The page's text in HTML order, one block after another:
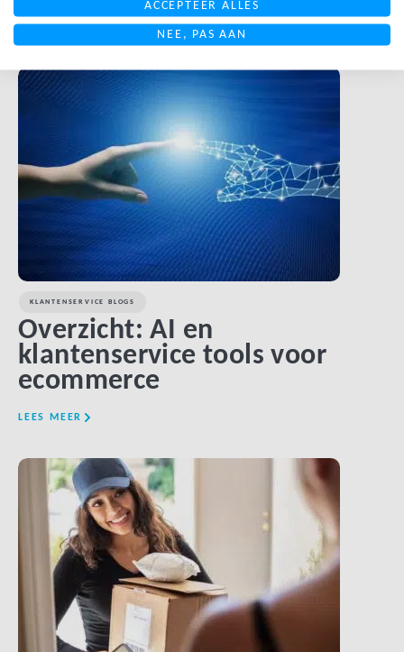
LEES MEER
KLANTENSERVICE BLOGS
Overzicht: AI en
klantenservice tools voor
ecommerce
LEES MEER
ACCEPTEER ALLES
NEE, PAS AAN